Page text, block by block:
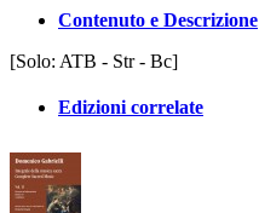
Contenuto e Descrizione
[Solo: ATB - Str - Bc]
Edizioni correlate